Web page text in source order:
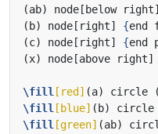
(ab) node[below
(b) node[right] {end
(c) node[right] {end
(x) node[above right]
\fill [red] (a) circle
\fill [blue]
\fill [green]